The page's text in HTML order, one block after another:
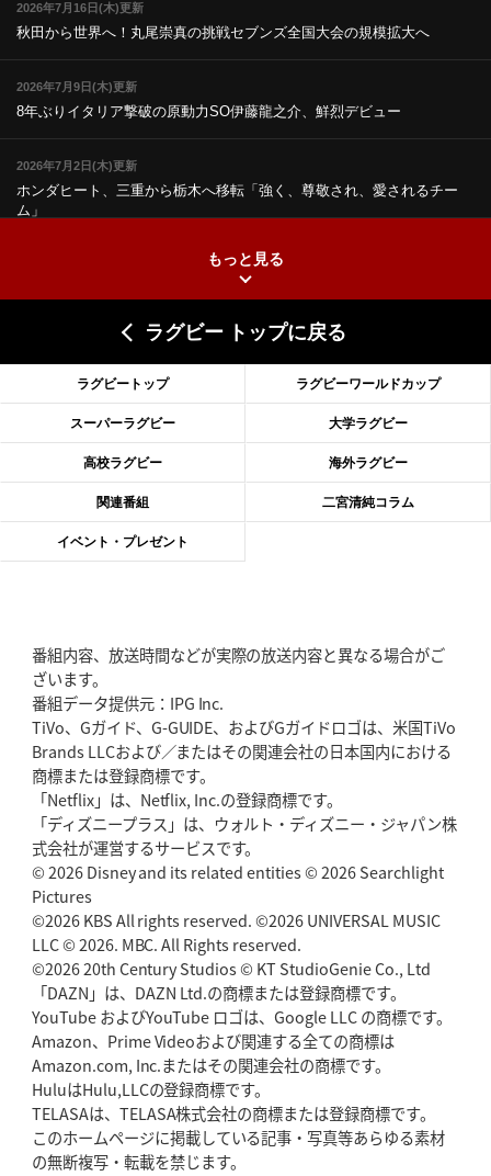
2026年7月16日(木)更新
秋田から世界へ！丸尾崇真の挑戦セブンズ全国大会の規模拡大へ
2026年7月9日(木)更新
8年ぶりイタリア撃破の原動力SO伊藤龍之介、鮮烈デビュー
2026年7月2日(木)更新
ホンダヒート、三重から栃木へ移転「強く、尊敬され、愛されるチー
ム」
2026年6月18日(木)更新
滑川剛人レフリー、早過ぎる引退「27年W杯の主審、遠のいた夢」
2026年6月11日(木)更新
神戸、リーグワン初優勝の道のりデイブ・レニーHCの功績と財産
2026年6月4日(木)更新
“泣き虫先生”こと山口良治氏死去「信は力なり」骨太の教育方針
2026年5月21日(木)更新
狭山RG、ライチェル海遥スタッフ入り
ッション
2026年5月14日(木)更新
神戸、1位通過の立役者レタリック
「悲運の闘将」宮地克実氏死去 熱血指導で埼玉WKの基礎築く
2026年4月30日(木)更新
BR東京、「ユニバーサルデー」の意義「特別からノーマルへ」が最終
ゴール
2026年4月23日(木)更新
元代表ラピース、今季限りで引退「クボタは10年いた自分のホーム」
2026年4月16日(木)更新
BL東京「強化拠点」を「共有財産」に新クラブハウスは「皆に開かれ
た空間」
もっと見る
ラグビー トップに戻る
ラグビートップ ラグビーワールドカップ
スーパーラグビー 大学ラグビー
高校ラグビー 海外ラグビー
関連番組 二宮清純コラム
イベント・プレゼント
番組内容、放送時間などが実際の放送内容と異なる場合がご
ざいます。
番組データ提供元：IPG Inc.
TiVo、Gガイド、G-GUIDE、およびGガイドロゴは、米国TiVo
Brands LLCおよび／またはその関連会社の日本国内における
商標または登録商標です。
「Netflix」は、Netflix, Inc.の登録商標です。
「ディズニープラス」は、ウォルト・ディズニー・ジャパン株
式会社が運営するサービスです。
© 2026 Disney and its related entities © 2026 Searchlight
Pictures
©2026 KBS All rights reserved. ©2026 UNIVERSAL MUSIC
LLC © 2026. MBC. All Rights reserved.
©2026 20th Century Studios © KT StudioGenie Co., Ltd
「DAZN」は、DAZN Ltd.の商標または登録商標です。
YouTube およびYouTube ロゴは、Google LLC の商標です。
Amazon、Prime Videoおよび関連する全ての商標は
Amazon.com, Inc.またはその関連会社の商標です。
HuluはHulu,LLCの登録商標です。
TELASAは、TELASA株式会社の商標または登録商標です。
このホームページに掲載している記事・写真等あらゆる素材
の無断複写・転載を禁じます。